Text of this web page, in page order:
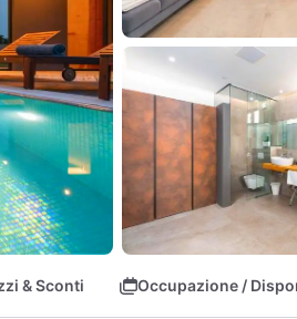
& Sconti Occupazione /